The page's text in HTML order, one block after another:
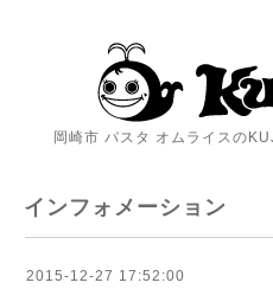
岡崎市 パスタ オムライスの
インフォメーション
2015-12-27 17:52:00